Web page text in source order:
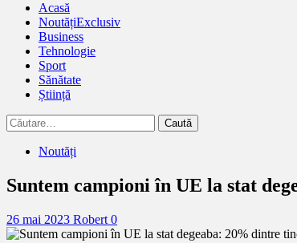
Acasă
NoutățiExclusiv
Business
Tehnologie
Sport
Sănătate
Știință
Caută
după:
Noutăți
Suntem campioni în UE la stat
26 mai 2023 Robert 0